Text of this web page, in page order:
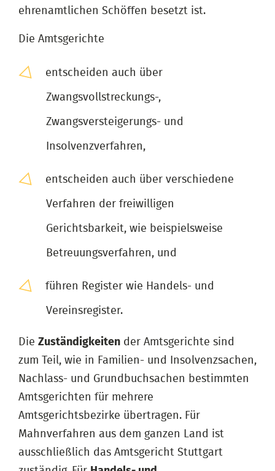
ehrenamtlichen Schöffen besetzt ist.
Die Amtsgerichte
entscheiden auch über
Zwangsvollstreckungs-,
Zwangsversteigerungs- und
Insolvenzverfahren,
entscheiden auch über verschiedene
Verfahren der freiwilligen
Gerichtsbarkeit, wie beispielsweise
Betreuungsverfahren, und
führen Register wie Handels- und
Vereinsregister.
Die Zuständigkeiten der Amtsgerichte sind
zum Teil, wie in Familien- und Insolvenzsachen,
Nachlass- und Grundbuchsachen bestimmten
Amtsgerichten für mehrere
Amtsgerichtsbezirke übertragen. Für
Mahnverfahren aus dem ganzen Land ist
ausschließlich das Amtsgericht Stuttgart